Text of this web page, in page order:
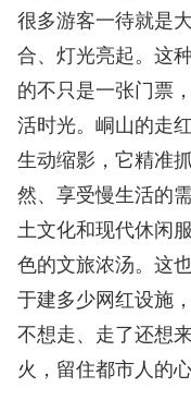
很多游客一待就是
合、灯光亮起。这
的不只是一张门票
活时光。峒山的走
生动缩影，它精准
然、享受慢生活的
土文化和现代休闲
色的文旅浓汤。这
于建多少网红设施
不想走、走了还想
火，留住都市人的心